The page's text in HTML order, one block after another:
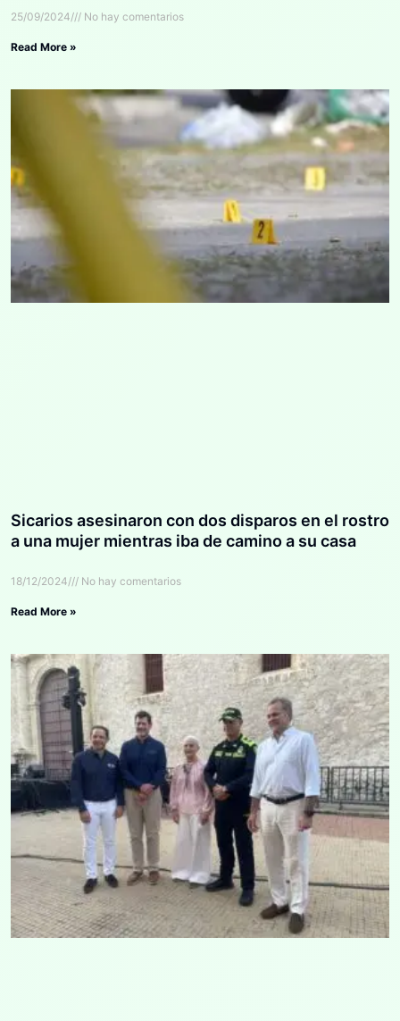
25/09/2024 No hay comentarios
Read More »
Sicarios asesinaron con dos disparos en el rostro
a una mujer mientras iba de camino a su casa
18/12/2024 No hay comentarios
Read More »